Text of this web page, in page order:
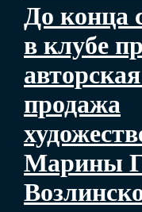
До конца
в клубе
продажа
Марины